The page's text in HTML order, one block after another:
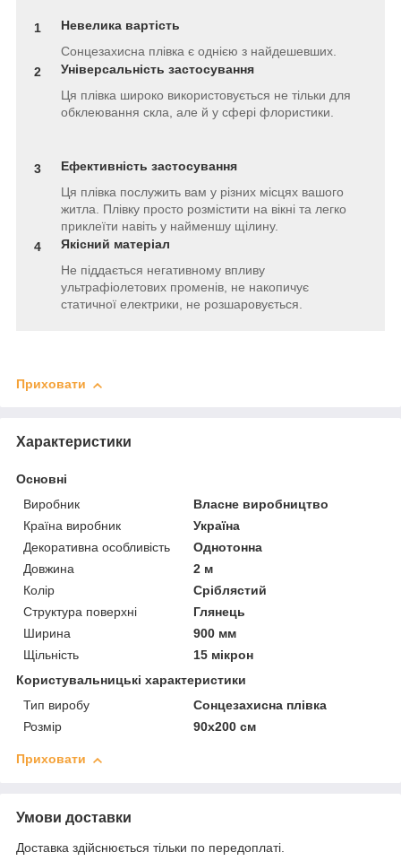
1
Невелика вартість
Сонцезахисна плівка є однією з найдешевших.
2
Універсальність застосування
Ця плівка широко використовується не тільки для
обклеювання скла, але й у сфері флористики.
3
Ефективність застосування
Ця плівка послужить вам у різних місцях вашого
житла. Плівку просто розмістити на вікні та легко
приклеїти навіть у найменшу щілину.
4
Якісний матеріал
Не піддається негативному впливу
ультрафіолетових променів, не накопичує
статичної електрики, не розшаровується.
Приховати
Характеристики
Основні
Виробник
Власне виробництво
Країна виробник
Україна
Декоративна особливість
Однотонна
Довжина
2 м
Колір
Сріблястий
Структура поверхні
Глянець
Ширина
900 мм
Щільність
15 мікрон
Користувальницькі характеристики
Тип виробу
Сонцезахисна плівка
Розмір
90х200 см
Приховати
Умови доставки
Доставка здійснюється тільки по передоплаті.